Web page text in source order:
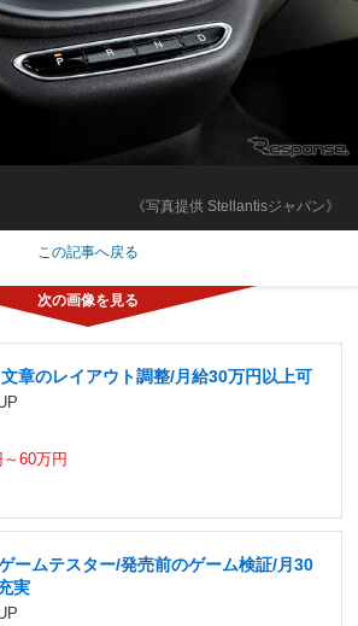
《写真提供 Stellantisジャパン》
この記事へ戻る
章のレイアウト調整/月給30万円以上可
～60万円
ームテスター/発売前のゲーム検証/月30
実